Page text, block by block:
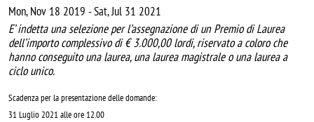
Mon, Nov 18 2019 -Sat, Jul 31 2021
E’ indetta una selezione per l’assegnazione di un Premio di Laurea
dell’importo complessivo di € 3.000,00 lordi, riservato a coloro che
hanno conseguito una laurea, una laurea magistrale o una laurea a
ciclo unico.
Scadenza per la presentazione delle domande:
31 Luglio 2021 alle ore 12.00